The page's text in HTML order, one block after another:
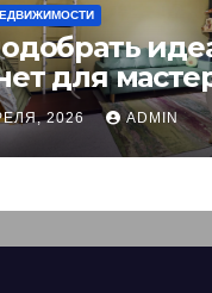
для
гид
2026 ADMIN